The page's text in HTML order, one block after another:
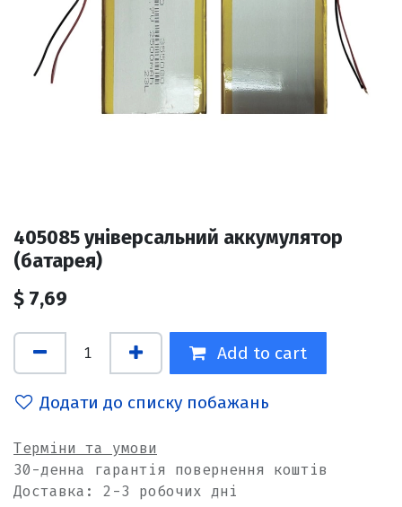
405085 універсальний аккумулятор
(батарея)
$ 7,69
Add to cart
Додати до списку побажань
Терміни та умови
30-денна гарантія повернення коштів
Доставка: 2-3 робочих дні